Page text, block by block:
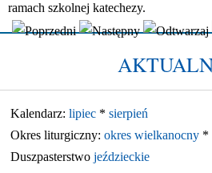
ramach szkolnej katechezy.
Kalendarz: lipiec * sierpień
Okres liturgiczny: okres wielkanocny *
Duszpasterstwo jeździeckie